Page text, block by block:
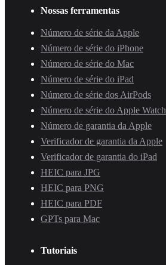
Nossas ferramentas
Número de série da Apple
Número de série do iPhone
Número de série do Mac
Número de série do iPad
Número de série dos AirPods
Número de série do Apple Watch
Número de garantia da Apple
Verificador de garantia da Apple
Verificador de garantia do iPad
HEIC para JPG
HEIC para PNG
HEIC para PDF
GPTs para Mac
Tutoriais